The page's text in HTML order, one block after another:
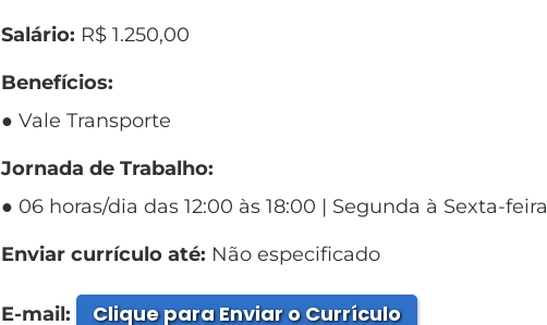
Salário: R$ 1.250,00
Benefícios:
● Vale Transporte
Jornada de Trabalho:
● 06 horas/dia das 12:00 às 18:00 | Segunda à Sexta-feira
Enviar currículo até: Não especificado
E-mail: Clique para Enviar o Currículo